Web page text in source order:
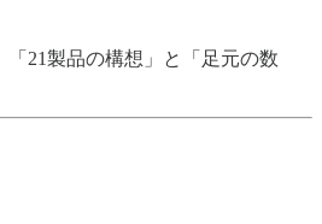
「21製品の構想」と「足元の数